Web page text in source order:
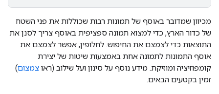
מכיוון שמדובר באוסף של תמונות רבות שכוללות את פני השטח
של כדור הארץ, כדי למצוא תמונה ספציפית באוסף צריך לסנן את
התוצאות כדי לצמצם את החיפוש. לחלופין, אפשר לצמצם את
אוסף התמונות לתמונה אחת באמצעות שיטות של יצירת
קומפוזיציה ומוזיקת. מידע נוסף על סינון ועל שילוב (ראו צמצום)
זמין בקטעים הבאים.